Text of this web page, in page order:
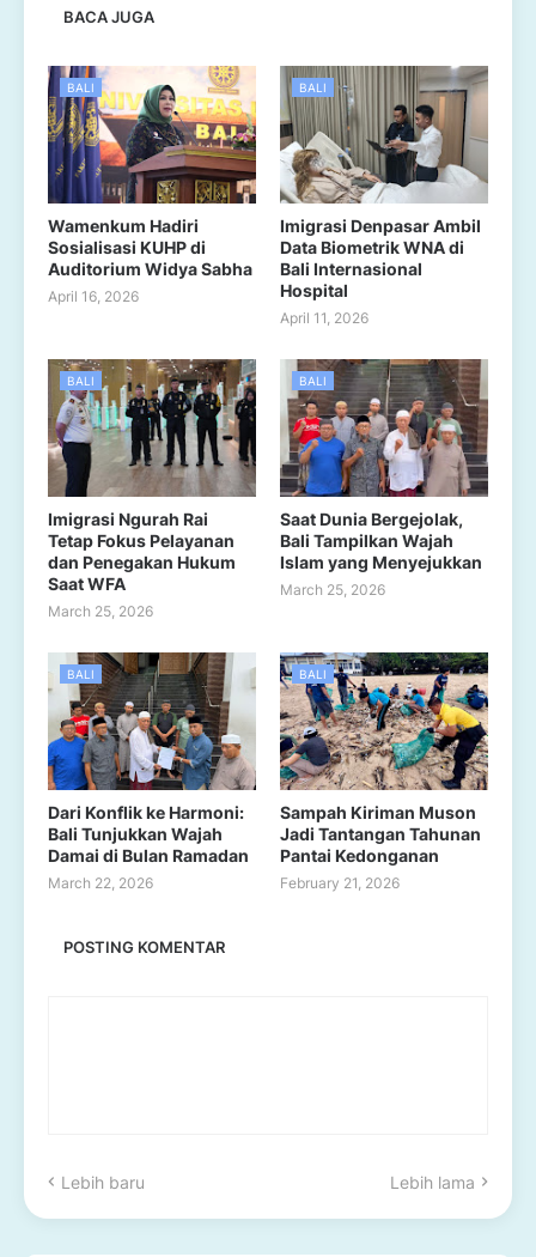
BACA JUGA
BALI
Wamenkum Hadiri
Sosialisasi KUHP di
Auditorium Widya Sabha
April 16, 2026
BALI
Imigrasi Denpasar Ambil
Data Biometrik WNA di
Bali Internasional
Hospital
April 11, 2026
BALI
Imigrasi Ngurah Rai
Tetap Fokus Pelayanan
dan Penegakan Hukum
Saat WFA
March 25, 2026
BALI
Saat Dunia Bergejolak,
Bali Tampilkan Wajah
Islam yang Menyejukkan
March 25, 2026
BALI
Dari Konflik ke Harmoni:
Bali Tunjukkan Wajah
Damai di Bulan Ramadan
March 22, 2026
BALI
Sampah Kiriman Muson
Jadi Tantangan Tahunan
Pantai Kedonganan
February 21, 2026
POSTING KOMENTAR
Lebih baru Lebih lama